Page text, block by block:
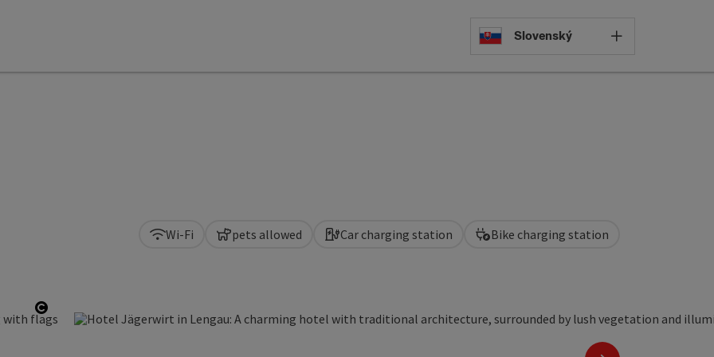
Select
Slovenský
Open copyright
Wi-Fi pets allowed Car charging station Bike charging station